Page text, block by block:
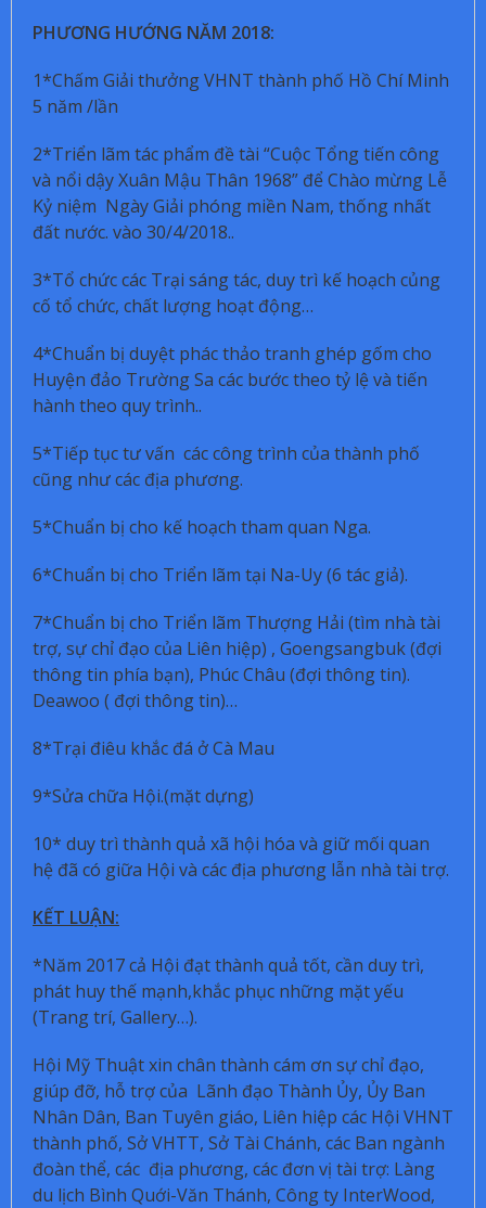
PHƯƠNG HƯỚNG NĂM 2018:
1*Chấm Giải thưởng VHNT thành phố Hồ Chí Minh
5 năm /lần
2*Triển lãm tác phẩm đề tài “Cuộc Tổng tiến công
và nổi dậy Xuân Mậu Thân 1968” để Chào mừng Lễ
Kỷ niệm Ngày Giải phóng miền Nam, thống nhất
đất nước. vào 30/4/2018..
3*Tổ chức các Trại sáng tác, duy trì kế hoạch củng
cố tổ chức, chất lượng hoạt động…
4*Chuẩn bị duyệt phác thảo tranh ghép gốm cho
Huyện đảo Trường Sa các bước theo tỷ lệ và tiến
hành theo quy trình..
5*Tiếp tục tư vấn các công trình của thành phố
cũng như các địa phương.
5*Chuẩn bị cho kế hoạch tham quan Nga.
6*Chuẩn bị cho Triển lãm tại Na-Uy (6 tác giả).
7*Chuẩn bị cho Triển lãm Thượng Hải (tìm nhà tài
trợ, sự chỉ đạo của Liên hiệp) , Goengsangbuk (đợi
thông tin phía bạn), Phúc Châu (đợi thông tin).
Deawoo ( đợi thông tin)…
8*Trại điêu khắc đá ở Cà Mau
9*Sửa chữa Hội.(mặt dựng)
10* duy trì thành quả xã hội hóa và giữ mối quan
hệ đã có giữa Hội và các địa phương lẫn nhà tài trợ.
KẾT LUẬN:
*Năm 2017 cả Hội đạt thành quả tốt, cần duy trì,
phát huy thế mạnh,khắc phục những mặt yếu
(Trang trí, Gallery…).
Hội Mỹ Thuật xin chân thành cám ơn sự chỉ đạo,
giúp đỡ, hỗ trợ của Lãnh đạo Thành Ủy, Ủy Ban
Nhân Dân, Ban Tuyên giáo, Liên hiệp các Hội VHNT
thành phố, Sở VHTT, Sở Tài Chánh, các Ban ngành
đoàn thể, các địa phương, các đơn vị tài trợ: Làng
du lịch Bình Quới-Văn Thánh, Công ty InterWood,